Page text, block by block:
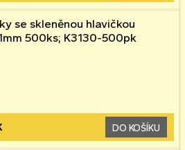
se skleněnou hlavičkou
500ks; K3130-500pk
DO KOŠÍKU